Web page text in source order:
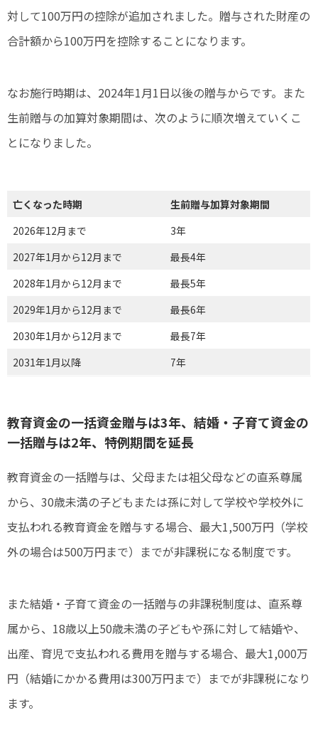
対して100万円の控除が追加されました。贈与された財産の
合計額から100万円を控除することになります。
なお施行時期は、2024年1月1日以後の贈与からです。また
生前贈与の加算対象期間は、次のように順次増えていくこ
とになりました。
亡くなった時期
生前贈与加算対象期間
2026年12月まで
3年
2027年1月から12月まで
最長4年
2028年1月から12月まで
最長5年
2029年1月から12月まで
最長6年
2030年1月から12月まで
最長7年
2031年1月以降
7年
教育資金の一括資金贈与は3年、結婚・子育て資金の
一括贈与は2年、特例期間を延長
教育資金の一括贈与は、父母または祖父母などの直系尊属
から、30歳未満の子どもまたは孫に対して学校や学校外に
支払われる教育資金を贈与する場合、最大1,500万円（学校
外の場合は500万円まで）までが非課税になる制度です。
また結婚・子育て資金の一括贈与の非課税制度は、直系尊
属から、18歳以上50歳未満の子どもや孫に対して結婚や、
出産、育児で支払われる費用を贈与する場合、最大1,000万
円（結婚にかかる費用は300万円まで）までが非課税になり
ます。